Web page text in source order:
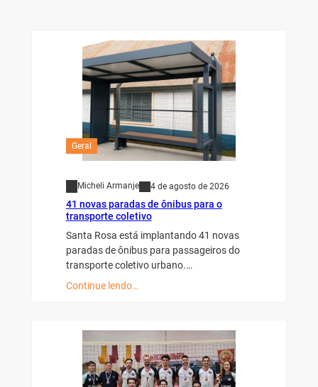
Geral
Micheli Armanje 4 de agosto de 2026
41 novas paradas de ônibus para o
transporte coletivo
Santa Rosa está implantando 41 novas
paradas de ônibus para passageiros do
transporte coletivo urbano.…
Continue lendo…